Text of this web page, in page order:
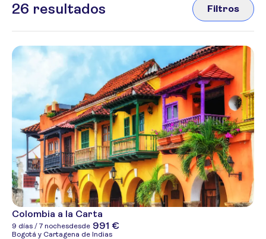
26 resultados Filtros
Colombia a la Carta
9 días / 7 nochesdesde 991 €
Bogotá y Cartagena de Indias